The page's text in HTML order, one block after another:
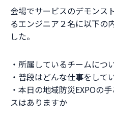
会場でサービスのデモンス
るエンジニア２名に以下の
した。
・所属しているチームにつ
・普段はどんな仕事をして
・本日の地域防災EXPOの
スはありますか